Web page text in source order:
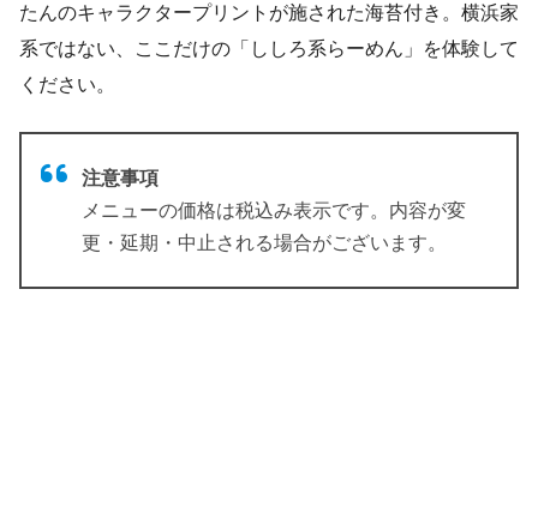
たんのキャラクタープリントが施された海苔付き。横浜家
系ではない、ここだけの「ししろ系らーめん」を体験して
ください。
注意事項
メニューの価格は税込み表示です。内容が変
更・延期・中止される場合がございます。